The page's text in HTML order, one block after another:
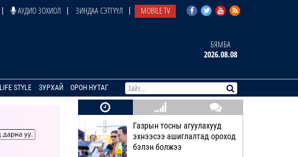
АУДИО ЗОХИОЛ ЗИНДАА СЭТГҮҮЛ MOBILE TV
БЯМБА
2026.08.08
LIFE STYLE ЗУРХАЙ ОРОН НУТАГ
Газрын тосны агуулахууд
эхнээсээ ашиглалтад ороход
бэлэн болжээ